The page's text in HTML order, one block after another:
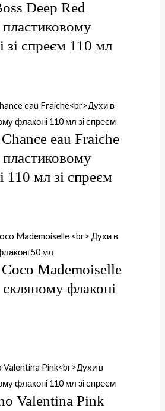
Deep Red
зі спреєм 110 мл
eau Fraiche
110 мл зі спреєм
Mademoiselle
флаконі
Valentina Pink